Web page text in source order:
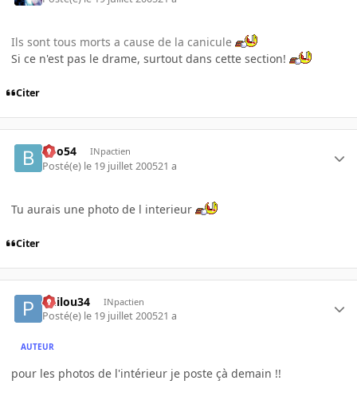
Ils sont tous morts a cause de la canicule
Si ce n'est pas le drame, surtout dans cette section!
Citer
Boo54 INpactien
Posté(e) le 19 juillet 200521 a
Tu aurais une photo de l interieur
Citer
Philou34 INpactien
Posté(e) le 19 juillet 200521 a
AUTEUR
pour les photos de l'intérieur je poste çà demain !!